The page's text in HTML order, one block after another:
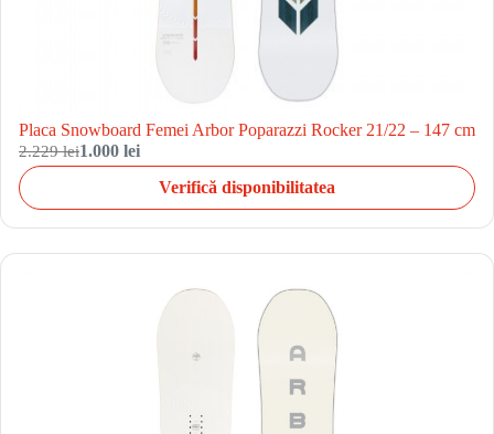
Placa Snowboard Femei Arbor Poparazzi Rocker 21/22 – 147 cm
2.229 lei1.000 lei
Verifică disponibilitatea